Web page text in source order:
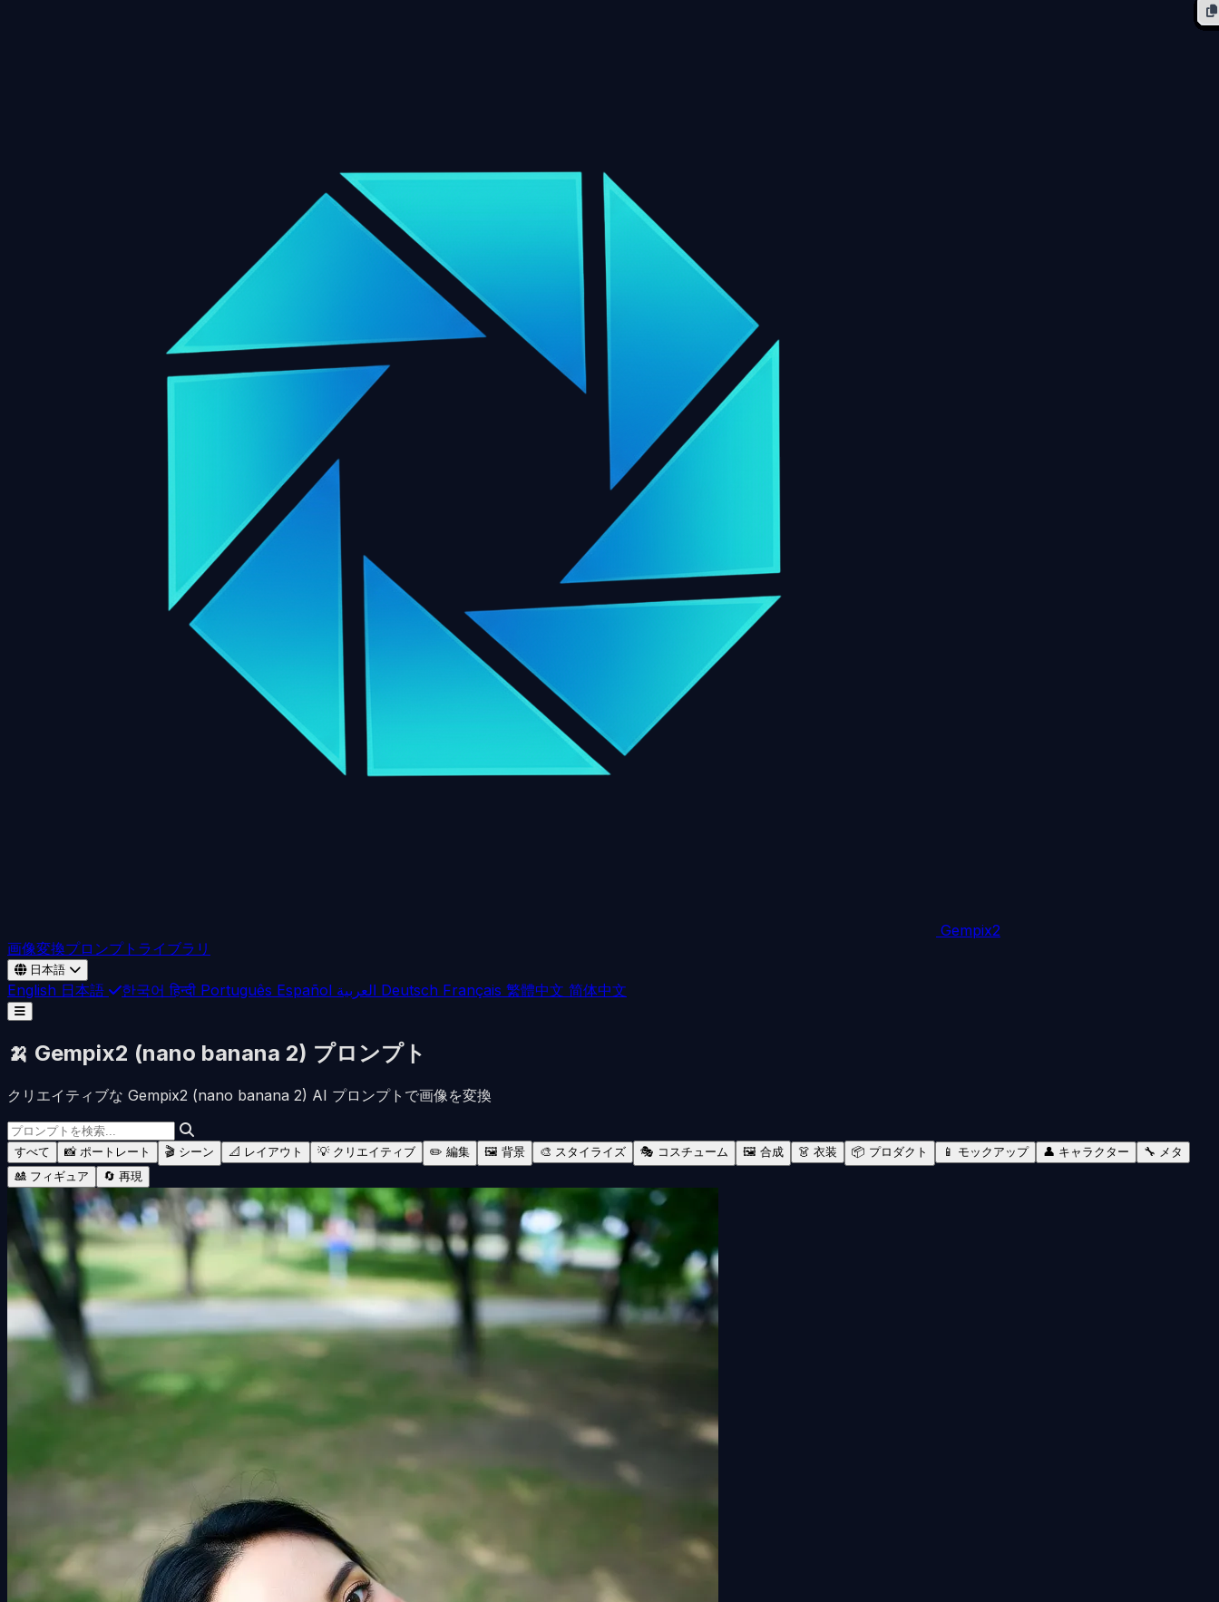
Gempix2
画像変換プロンプトライブラリ
日本語
English 日本語 한국어 हिन्दी Português Español العربية Deutsch Français 繁體中文 简体中文
🍌 Gempix2 (nano banana 2) プロンプト
クリエイティブな Gempix2 (nano banana 2) AI プロンプトで画像を変換
すべて 📸 ポートレート 🎬 シーン 📐 レイアウト 💡 クリエイティブ ✏️ 編集 🖼️ 背景 🎨 スタイライズ 🎭 コスチューム 🖼️ 合成 👗 衣装 📦 プロダクト 📱 モックアップ 👤 キャラクター
🔧 メタ
🎎 フィギュア
🔄 再現